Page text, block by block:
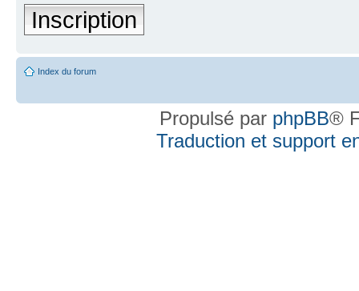
Inscription
Index du forum
Propulsé par phpBB®
Traduction et support